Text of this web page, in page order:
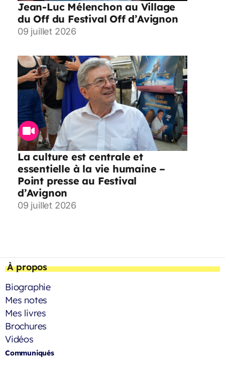
Jean-Luc Mélenchon au Village
du Off du Festival Off d’Avignon
09 juillet 2026
La culture est centrale et
essentielle à la vie humaine –
Point presse au Festival
d’Avignon
09 juillet 2026
À propos
Biographie
Mes notes
Mes livres
Brochures
Vidéos
Communiqués